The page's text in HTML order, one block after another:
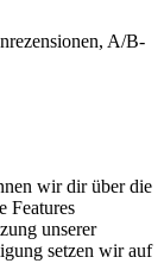
A/B-
wir dir über die
Features
unserer
setzen wir auf